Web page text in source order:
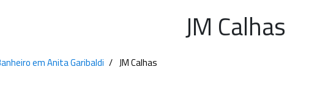
JM Calhas
em Anita Garibaldi JM Calhas